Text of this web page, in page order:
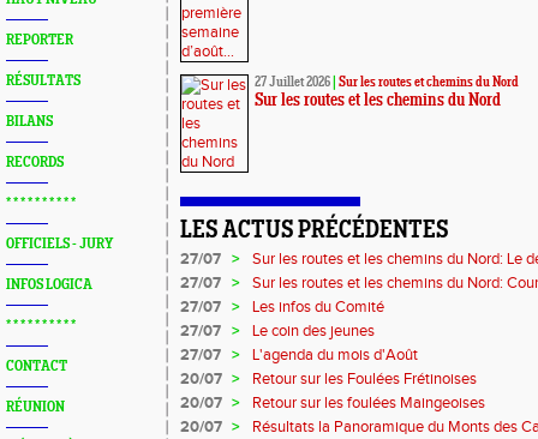
REPORTER
RÉSULTATS
BILANS
RECORDS
* * * * * * * * * *
OFFICIELS - JURY
INFOS LOGICA
* * * * * * * * * *
CONTACT
RÉUNION
27 Juillet 2026 Sur les routes et chemins du Nord
Sur les routes et les chemins du Nord
LES ACTUS PRÉCÉDENTES
27/07 >
Sur les routes et les chemins du Nord: Le
27/07 >
Sur les routes et les chemins du Nord:
Marque
27/07 >
Les infos du Comité
27/07 >
Le coin des jeunes
27/07 >
L'agenda du mois d'Août
20/07 >
Retour sur les Foulées Frétinoises
20/07 >
Retour sur les foulées Maingeoises
20/07 >
Résultats la Panoramique du Monts des